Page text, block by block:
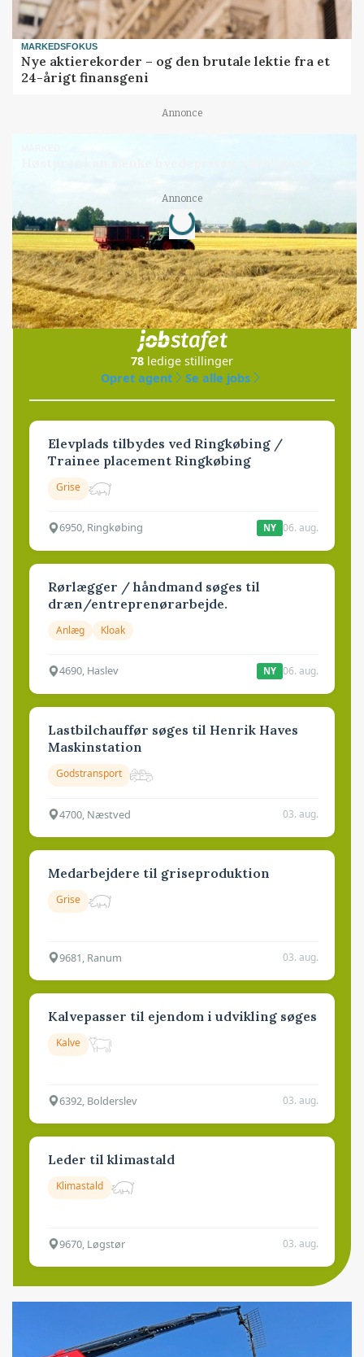
MARKEDSFOKUS
Nye aktierekorder – og den brutale lektie fra et
24-årigt finansgeni
Annonce
Annonce
Loading...
Jobs
i samarbejde med
78 ledige stillinger
Opret agent
Se alle jobs
Elevplads tilbydes ved Ringkøbing /
Trainee placement Ringkøbing
Grise
6950, Ringkøbing NY 06. aug.
Rørlægger / håndmand søges til
dræn/entreprenørarbejde.
Anlæg Kloak
4690, Haslev NY 06. aug.
Lastbilchauffør søges til Henrik Haves
Maskinstation
Godstransport
4700, Næstved 03. aug.
Medarbejdere til griseproduktion
Grise
9681, Ranum 03. aug.
Kalvepasser til ejendom i udvikling søges
Kalve
6392, Bolderslev 03. aug.
Leder til klimastald
Klimastald
9670, Løgstør 03. aug.